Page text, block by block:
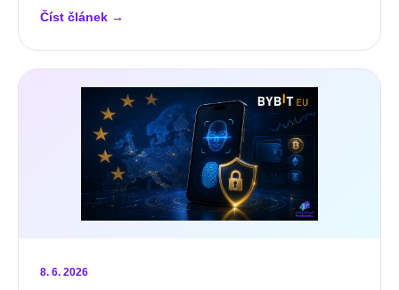
Číst článek →
8. 6. 2026